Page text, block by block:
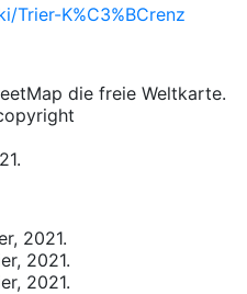
K%C3%BCrenz
die freie Weltkarte.
2021.
2021.
2021.